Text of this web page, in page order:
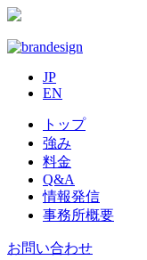
JP
EN
トップ
強み
料金
Q&A
情報発信
事務所概要
お問い合わせ